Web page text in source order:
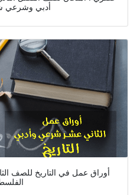
أدبي وشرعي
أوراق عمل في التاريخ للصف